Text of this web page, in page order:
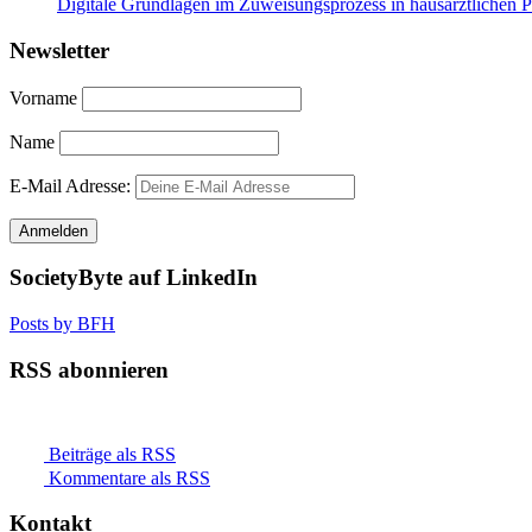
Digitale Grundlagen im Zuweisungsprozess in hausärztlichen
Newsletter
Vorname
Name
E-Mail Adresse:
SocietyByte auf LinkedIn
Posts by BFH
RSS abonnieren
Beiträge als RSS
Kommentare als RSS
Kontakt